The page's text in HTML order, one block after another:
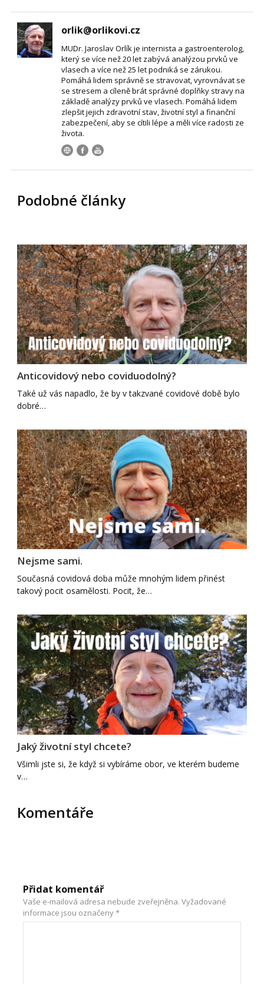
orlik@orlikovi.cz
MUDr. Jaroslav Orlík je internista a gastroenterolog,
který se více než 20 let zabývá analýzou prvků ve
vlasech a více než 25 let podniká se zárukou.
Pomáhá lidem správně se stravovat, vyrovnávat se
se stresem a cíleně brát správné doplňky stravy na
základě analýzy prvků ve vlasech. Pomáhá lidem
zlepšit jejich zdravotní stav, životní styl a finanční
zabezpečení, aby se cítili lépe a měli více radosti ze
života.
Podobné články
Anticovidový nebo coviduodolný?
Také už vás napadlo, že by v takzvané covidové době bylo
dobré…
Nejsme sami.
Současná covidová doba může mnohým lidem přinést
takový pocit osamělosti. Pocit, že…
Jaký životní styl chcete?
Všimli jste si, že když si vybíráme obor, ve kterém budeme
v…
Komentáře
Přidat komentář
Vaše e-mailová adresa nebude zveřejněna. Vyžadované
informace jsou označeny*